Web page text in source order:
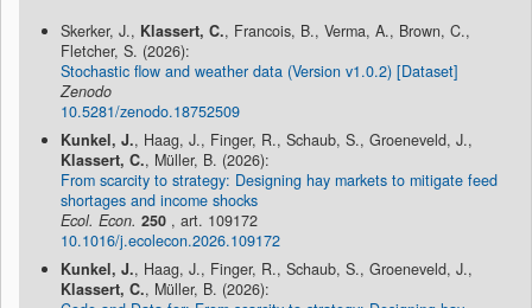
Skerker, J., Klassert, C., Francois, B., Verma, A., Brown, C.,
Fletcher, S. (2026):
Stochastic flow and weather data (Version v1.0.2) [Dataset]
Zenodo
10.5281/zenodo.18752509
Kunkel, J., Haag, J., Finger, R., Schaub, S., Groeneveld, J.,
Klassert, C., Müller, B. (2026):
From scarcity to strategy: Designing hay markets to mitigate feed
shortages and income shocks
Ecol. Econ. 250 , art. 109172
10.1016/j.ecolecon.2026.109172
Kunkel, J., Haag, J., Finger, R., Schaub, S., Groeneveld, J.,
Klassert, C., Müller, B. (2026):